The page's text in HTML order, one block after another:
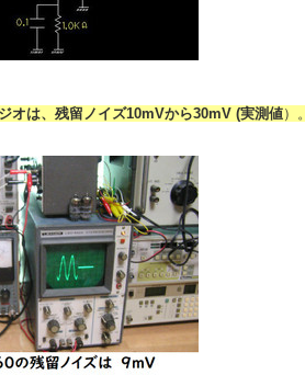
オは、残留ノイズ10mVから30mV (実測値）。